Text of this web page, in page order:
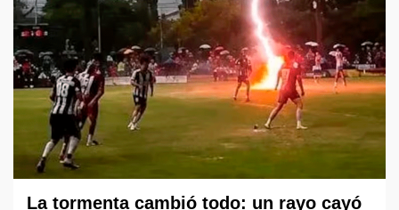
La tormenta cambió todo: un rayo cayó